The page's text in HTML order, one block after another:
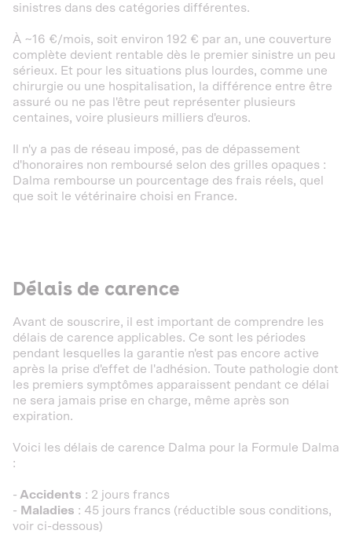
sinistres dans des catégories différentes.
À ~16 €/mois, soit environ 192 € par an, une couverture
complète devient rentable dès le premier sinistre un peu
sérieux. Et pour les situations plus lourdes, comme une
chirurgie ou une hospitalisation, la différence entre être
assuré ou ne pas l'être peut représenter plusieurs
centaines, voire plusieurs milliers d'euros.
Il n'y a pas de réseau imposé, pas de dépassement
d'honoraires non remboursé selon des grilles opaques :
Dalma rembourse un pourcentage des frais réels, quel
que soit le vétérinaire choisi en France.
Délais de carence
Avant de souscrire, il est important de comprendre les
délais de carence applicables. Ce sont les périodes
pendant lesquelles la garantie n'est pas encore active
après la prise d'effet de l'adhésion. Toute pathologie dont
les premiers symptômes apparaissent pendant ce délai
ne sera jamais prise en charge, même après son
expiration.
Voici les délais de carence Dalma pour la Formule Dalma
:
- Accidents : 2 jours francs
- Maladies : 45 jours francs (réductible sous conditions,
voir ci-dessous)